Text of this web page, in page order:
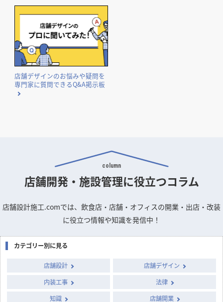
店舗デザインのお悩みや疑問を
専門家に質問できるQ&A掲示板
column
店舗開発・施設管理に役立つコラム
店舗設計施工.comでは、飲食店・店舗・オフィスの開業・出店・改装
に役立つ情報や知識を発信中！
カテゴリー別に見る
店舗設計
店舗デザイン
内装工事
法律
知識
店舗開業